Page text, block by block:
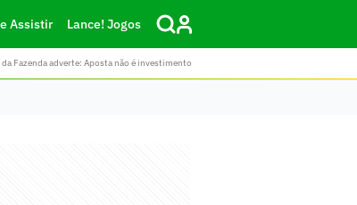
Assistir Lance! Jogos
Fazenda adverte: Aposta não é investimento